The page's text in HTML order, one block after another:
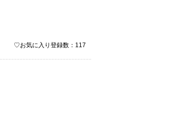
♡お気に入り登録数：117